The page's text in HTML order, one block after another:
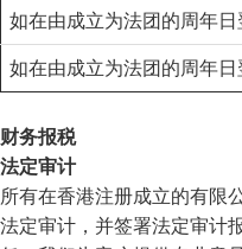
如在由成立为法团的周年
如在由成立为法团的周年
财务报税
法定审计
所有在香港注册成立的有限
法定审计，并签署法定审计